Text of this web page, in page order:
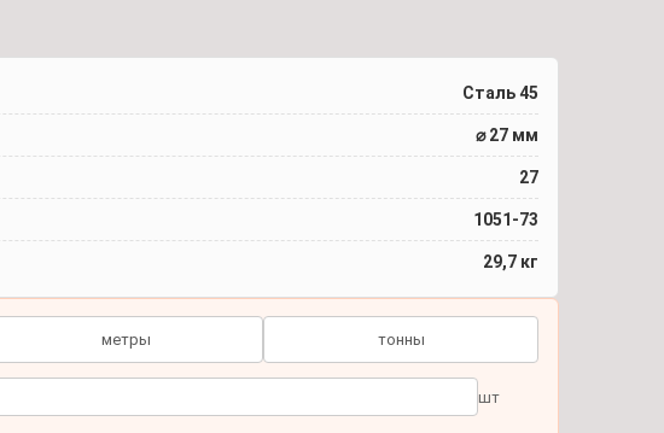
Сталь 45
⌀ 27 мм
27
1051-73
29,7 кг
метры тонны
шт